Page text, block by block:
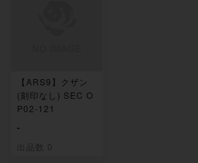
【ARS9】クザン
(刻印なし) SEC O
P02-121
-
出品数 0